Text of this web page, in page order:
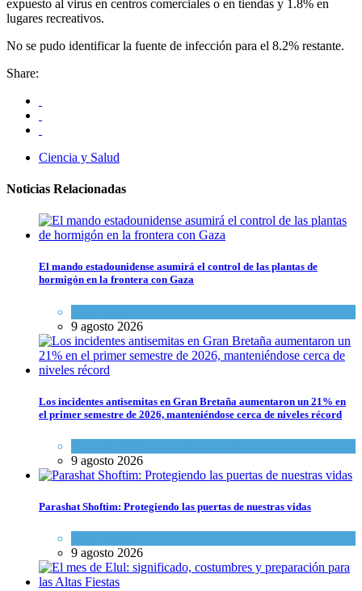
expuesto al virus en centros comerciales o en tiendas y 1.8% en
lugares recreativos.
No se pudo identificar la fuente de infección para el 8.2% restante.
Share:
Ciencia y Salud
Noticias Relacionadas
El mando estadounidense asumirá el control de las plantas de
hormigón en la frontera con Gaza
9 agosto 2026
Los incidentes antisemitas en Gran Bretaña aumentaron un 21% en
el primer semestre de 2026, manteniéndose cerca de niveles récord
9 agosto 2026
Parashat Shoftim: Protegiendo las puertas de nuestras vidas
9 agosto 2026